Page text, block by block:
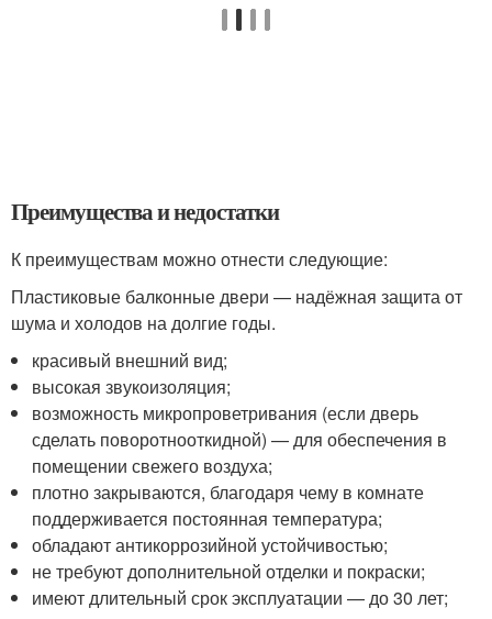
Преимущества и недостатки
К преимуществам можно отнести следующие:
Пластиковые балконные двери — надёжная защита от
шума и холодов на долгие годы.
красивый внешний вид;
высокая звукоизоляция;
возможность микропроветривания (если дверь
сделать поворотнооткидной) — для обеспечения в
помещении свежего воздуха;
плотно закрываются, благодаря чему в комнате
поддерживается постоянная температура;
обладают антикоррозийной устойчивостью;
не требуют дополнительной отделки и покраски;
имеют длительный срок эксплуатации — до 30 лет;